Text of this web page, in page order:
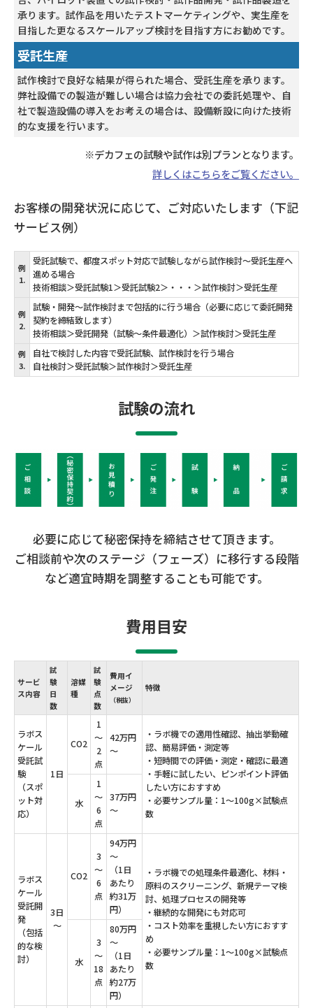
承ります。試作品を用いたテストマーケティングや、実生産を
目指した更なるスケールアップ検討を目指す方にお勧めです。
受託生産
試作検討で良好な結果が得られた場合、受託生産を承ります。
弊社設備での製造が難しい場合は協力会社での委託処理や、自
社で製造設備の導入をお考えの場合は、設備新設に向けた技術
的な支援を行います。
※デカフェの試験や試作は別プランとなります。
詳しくはこちらをご覧ください。
お客様の開発状況に応じて、ご対応いたします（下記
サービス例）
例
1.
受託試験で、都度スポット対応で試験しながら試作検討～受託生産へ
進める場合
技術相談＞受託試験1＞受託試験2＞・・・＞試作検討＞受託生産
例
2.
試験・開発～試作検討まで包括的に行う場合（必要に応じて委託開発
契約を締結致します）
技術相談＞受託開発（試験～条件最適化）＞試作検討＞受託生産
例
3.
自社で検討した内容で受託試験、試作検討を行う場合
自社検討＞受託試験＞試作検討＞受託生産
試験の流れ
必要に応じて秘密保持を締結させて頂きます。
ご相談前や次のステージ（フェーズ）に移行する段階
など適宜時期を調整することも可能です。
費用目安
サービ
ス内容
試
験
日
数
溶媒
種
試
験
点
数
費用イ
メージ
（税抜）
特徴
ラボス
ケール
受託試
験
（スポ
ット対
応）
1日
CO2
1
～
2
点
42万円
～
・ラボ機での適用性確認、抽出挙動確
認、簡易評価・測定等
・短時間での評価・測定・確認に最適
・手軽に試したい、ピンポイント評価
したい方におすすめ
・必要サンプル量：1～100g×試験点
数
水
1
～
6
点
37万円
～
ラボス
ケール
受託開
発
（包括
的な検
討）
3日
～
CO2
3
～
6
点
94万円
～
（1日
あたり
約31万
円）
・ラボ機での処理条件最適化、材料・
原料のスクリーニング、 新規テーマ検
討、処理プロセスの開発等
・継続的な開発にも対応可
・コスト効率を重視したい方におすす
め
・必要サンプル量：1～100g×試験点
数
水
3
～
18
点
80万円
～
（1日
あたり
約27万
円）